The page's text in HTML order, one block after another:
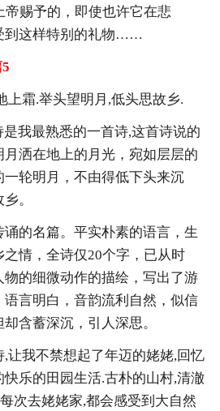
帝赐予的，即使也许它在悲
这样特别的礼物……
上霜.举头望明月,低头思故乡.
我最熟悉的一首诗,这首诗说的
洒在地上的月光，宛如层层的
轮明月，不由得低下头来沉
。
的名篇。平实朴素的语言，生
情，全诗仅20个字，已从时
的细微动作的描绘，写出了游
言明白，音韵流利自然，似信
含蓄深沉，引人深思。
,让我不禁想起了年迈的姥姥,回忆
乐的田园生活.古朴的山村,清澈
次去姥姥家,都会感受到大自然